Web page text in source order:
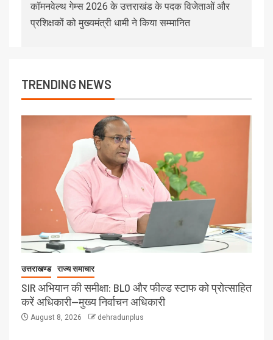
कॉमनवेल्थ गेम्स 2026 के उत्तराखंड के पदक विजेताओं और
प्रशिक्षकों को मुख्यमंत्री धामी ने किया सम्मानित
TRENDING NEWS
उत्तराखण्ड राज्य समाचार
SIR अभियान की समीक्षा: BLO और फील्ड स्टाफ को प्रोत्साहित
करें अधिकारी—मुख्य निर्वाचन अधिकारी
August 8, 2026 dehradunplus